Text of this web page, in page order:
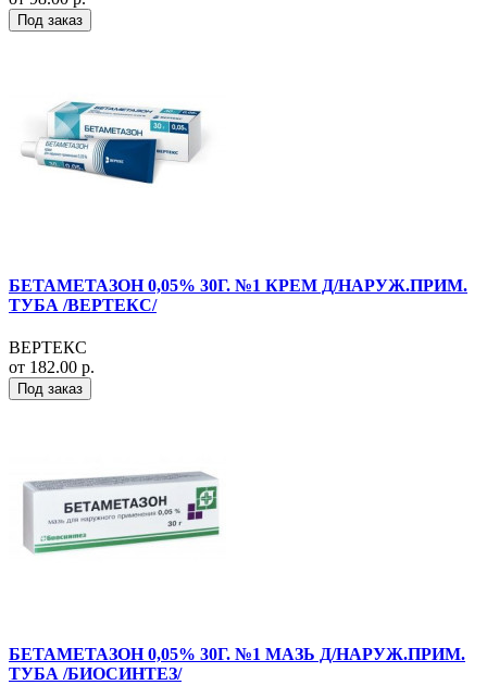
Под заказ
БЕТАМЕТАЗОН 0,05% 30Г. №1 КРЕМ Д/НАРУЖ.ПРИМ.
ТУБА /ВЕРТЕКС/
ВЕРТЕКС
от 182.00 р.
Под заказ
БЕТАМЕТАЗОН 0,05% 30Г. №1 МАЗЬ Д/НАРУЖ.ПРИМ.
ТУБА /БИОСИНТЕЗ/